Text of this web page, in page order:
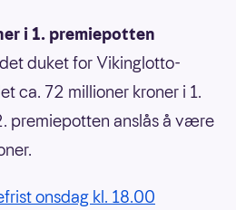
i 1. premiepotten
duket for Vikinglotto-
ca. 72 millioner kroner i 1.
premiepotten anslås å være
onsdag kl. 18.00